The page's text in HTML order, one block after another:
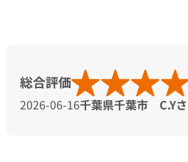
オーナー向け会員サービス
よくあるご質問
総合評価
2026-06-16千葉県千葉市 C.Y